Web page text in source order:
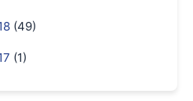
(49)
(1)